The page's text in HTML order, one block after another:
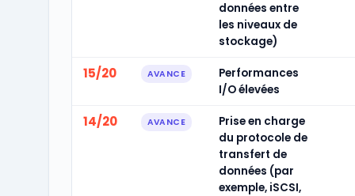
données entre
les niveaux de
stockage)
15/20 AVANCE
Performances
I/O élevées
14/20 AVANCE
Prise en charge
du protocole de
transfert de
données (par
exemple, iSCSI,